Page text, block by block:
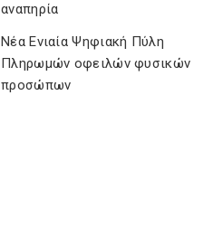
αναπηρία
Νέα Ενιαία Ψηφιακή Πύλη
Πληρωμών οφειλών φυσικών
προσώπων